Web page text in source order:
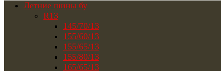
Летние шины бу
R13
145/70/13
155/60/13
155/65/13
155/80/13
165/65/13